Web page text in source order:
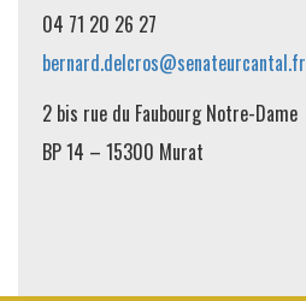
04 71 20 26 27
bernard.delcros@senateurcantal.fr
2 bis rue du Faubourg Notre-Dame
BP 14 – 15300 Murat